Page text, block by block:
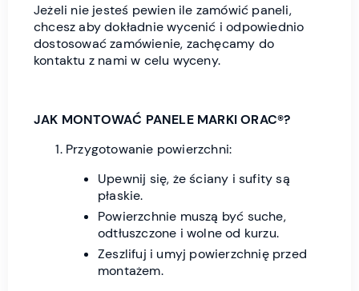
Jeżeli nie jesteś pewien ile zamówić paneli,
chcesz aby dokładnie wycenić i odpowiednio
dostosować zamówienie, zachęcamy do
kontaktu z nami w celu wyceny.
JAK MONTOWAĆ PANELE MARKI ORAC®?
Przygotowanie powierzchni:
Upewnij się, że ściany i sufity są
płaskie.
Powierzchnie muszą być suche,
odtłuszczone i wolne od kurzu.
Zeszlifuj i umyj powierzchnię przed
montażem.